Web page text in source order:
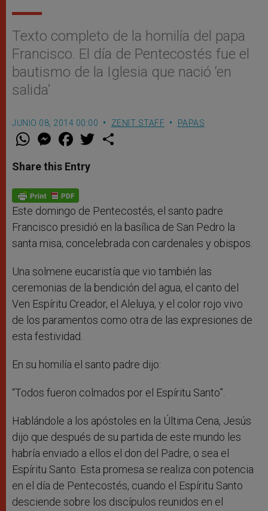
Texto completo de la homilía del papa
Francisco. El día de Pentecostés fue el
bautismo de la Iglesia que nació ‘en
salida’
JUNIO 08, 2014 00:00 ZENIT STAFF PAPAS
W
t
s
p
p
M
e
s
e
g
e
r
F
a
e
b
o
k
w
Share this Entry
Este domingo de Pentecostés, el santo padre
Francisco presidió en la basílica de San Pedro la
santa misa, concelebrada con cardenales y obispos.
Una solmene eucaristía que vio también las
ceremonias de la bendición del agua, el canto del
Ven Espíritu Creador, el Aleluya, y el color rojo vivo
de los paramentos como otra de las expresiones de
esta festividad.
En su homilía el santo padre dijo:
“Todos fueron colmados por el Espíritu Santo”.
Hablándole a los apóstoles en la Última Cena, Jesús
dijo que después de su partida de este mundo les
habría enviado a ellos el don del Padre, o sea el
Espíritu Santo. Esta promesa se realiza con potencia
en el día de Pentecostés, cuando el Espíritu Santo
desciende sobre los discípulos reunidos en el